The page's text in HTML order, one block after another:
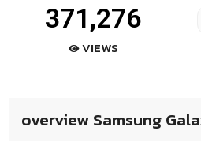
371,276
VIEWS
overview Samsung